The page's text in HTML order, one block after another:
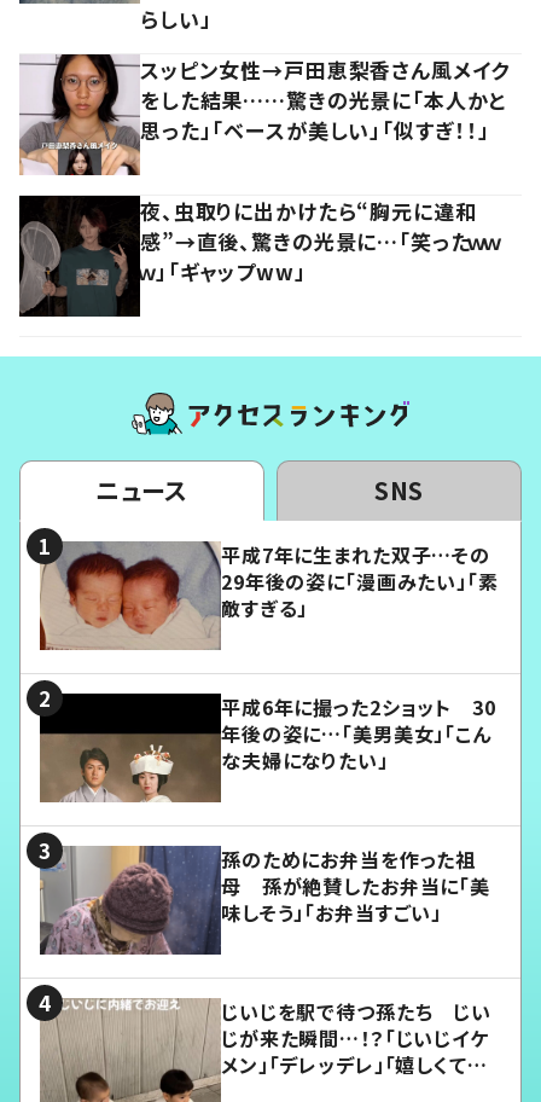
らしい」
スッピン女性→戸田恵梨香さん風メイク
をした結果……驚きの光景に「本人かと
思った」「ベースが美しい」「似すぎ！！」
夜、虫取りに出かけたら“胸元に違和
感”→直後、驚きの光景に…「笑ったｗｗ
ｗ」「ギャップww」
ニュース SNS
平成7年に生まれた双子…その
29年後の姿に「漫画みたい」「素
敵すぎる」
平成6年に撮った2ショット 30
年後の姿に…「美男美女」「こん
な夫婦になりたい」
孫のためにお弁当を作った祖
母 孫が絶賛したお弁当に「美
味しそう」「お弁当すごい」
じいじを駅で待つ孫たち じい
じが来た瞬間…！？「じいじイケ
メン」「デレッデレ」「嬉しくて可